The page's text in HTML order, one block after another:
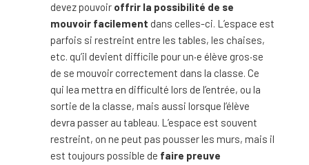
devez pouvoir offrir la possibilité de se
mouvoir facilement dans celles-ci. L’espace est
parfois si restreint entre les tables, les chaises,
etc. qu’il devient difficile pour un·e élève gros·se
de se mouvoir correctement dans la classe. Ce
qui lea mettra en difficulté lors de l’entrée, ou la
sortie de la classe, mais aussi lorsque l’élève
devra passer au tableau. L’espace est souvent
restreint, on ne peut pas pousser les murs, mais il
est toujours possible de faire preuve